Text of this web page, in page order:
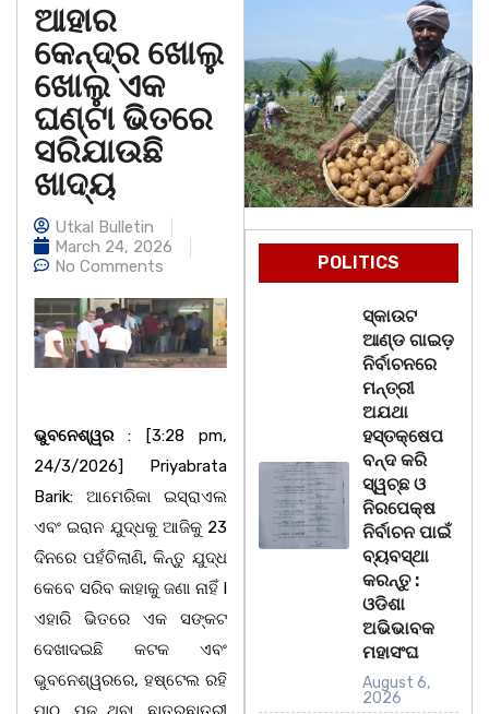
ଆହାର
କେନ୍ଦ୍ର ଖୋଲୁ
ଖୋଲୁ ଏକ
ଘଣ୍ଟା ଭିତରେ
ସରିଯାଉଛି
ଖାଦ୍ୟ
Utkal Bulletin
March 24, 2026
No Comments
ଭୁବନେଶ୍ୱର: [3:28 pm,
24/3/2026] Priyabrata
Barik: ଆମେରିକା ଇସ୍ରାଏଲ
ଏବଂ ଇରାନ ଯୁଦ୍ଧକୁ ଆଜିକୁ 23
ଦିନରେ ପହଁଚିଲାଣି, କିନ୍ତୁ ଯୁଦ୍ଧ
କେବେ ସରିବ କାହାକୁ ଜଣା ନାହିଁ l
ଏହାରି ଭିତରେ ଏକ ସଙ୍କଟ
ଦେଖାଦଇଛି କଟକ ଏବଂ
ଭୁବନେଶ୍ୱରରେ, ହଷ୍ଟେଲ ରହି
POLITICS
ସ୍କାଉଟ
ଆଣ୍ଡ ଗାଇଡ଼
ନିର୍ବାଚନରେ
ମନ୍ତ୍ରୀ
ଅଯଥା
ହସ୍ତକ୍ଷେପ
ବନ୍ଦ କରି
ସ୍ୱଚ୍ଛ ଓ
ନିରପେକ୍ଷ
ନିର୍ବାଚନ ପାଇଁ
ବ୍ୟବସ୍ଥା
କରନ୍ତୁ :
ଓଡିଶା
ଅଭିଭାବକ
ମହାସଂଘ
August 6,
2026